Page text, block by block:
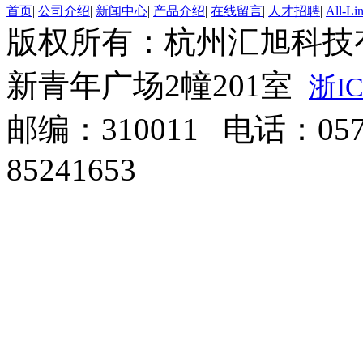
首页| 公司介绍| 新闻中心| 产品介绍| 在线留言| 人才招聘| All-
版权所有：杭州汇旭科
新青年广场2幢201室 浙
邮编：310011 电话：
85241653